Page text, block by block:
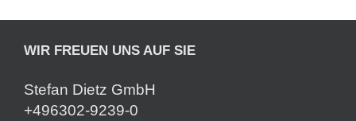
WIR FREUEN UNS AUF SIE
Stefan Dietz GmbH
+496302-9239-0